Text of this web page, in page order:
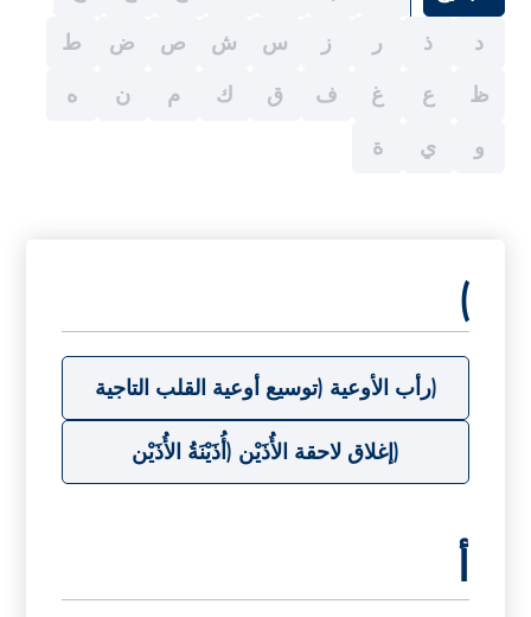
د ذ ر ز س ش ص ض ط
ظ ع غ ف ق ك م ن ه
و ي ة
(
(رأب الأوعية (توسيع أوعية القلب التاجية
(إغلاق لاحقة الأُذَيْن (أُذَيْنَةُ الأُذَيْن